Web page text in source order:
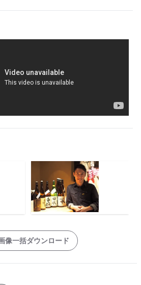
像一括ダウンロード